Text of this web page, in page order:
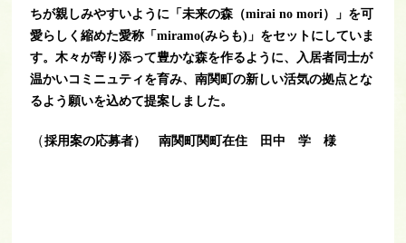
ちが親しみやすいように 「未来の森（mirai no mori）」を可
愛らしく縮めた愛称「miramo(みらも)」をセットにしていま
す。木々が寄り添って豊かな森を作るように、入居者同士が
温かいコミニュティを育み、南関町の新しい活気の拠点とな
るよう願いを込めて提案しました。
（採用案の応募者） 南関町関町在住 田中 学 様